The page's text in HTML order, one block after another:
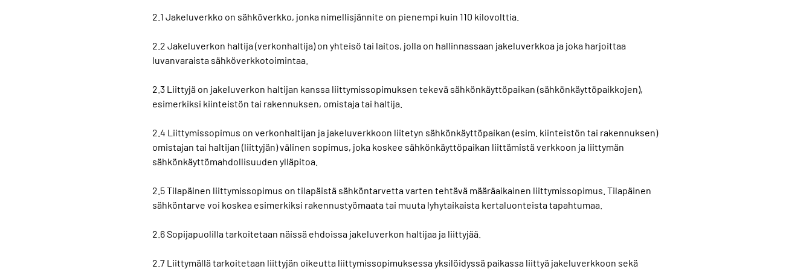
2.1 Jakeluverkko on sähköverkko, jonka nimellisjännite on pienempi kuin 110 kilovolttia.
2.2 Jakeluverkon haltija (verkonhaltija) on yhteisö tai laitos, jolla on hallinnassaan jakeluverkkoa ja joka harjoittaa
luvanvaraista sähköverkkotoimintaa.
2.3 Liittyjä on jakeluverkon haltijan kanssa liittymissopimuksen tekevä sähkönkäyttöpaikan (sähkönkäyttöpaikkojen),
esimerkiksi kiinteistön tai rakennuksen, omistaja tai haltija.
2.4 Liittymissopimus on verkonhaltijan ja jakeluverkkoon liitetyn sähkönkäyttöpaikan (esim. kiinteistön tai rakennuksen)
omistajan tai haltijan (liittyjän) välinen sopimus, joka koskee sähkönkäyttöpaikan liittämistä verkkoon ja liittymän
sähkönkäyttömahdollisuuden ylläpitoa.
2.5 Tilapäinen liittymissopimus on tilapäistä sähköntarvetta varten tehtävä määräaikainen liittymissopimus. Tilapäinen
sähköntarve voi koskea esimerkiksi rakennustyömaata tai muuta lyhytaikaista kertaluonteista tapahtumaa.
2.6 Sopijapuolilla tarkoitetaan näissä ehdoissa jakeluverkon haltijaa ja liittyjää.
2.7 Liittymällä tarkoitetaan liittyjän oikeutta liittymissopimuksessa yksilöidyssä paikassa liittyä jakeluverkkoon sekä